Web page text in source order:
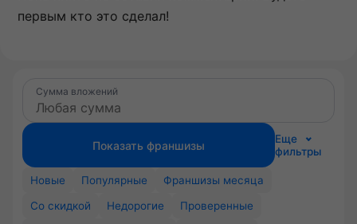
первым кто это сделал!
Сумма вложений
Показать франшизы
Еще
фильтры
Новые Популярные
Франшизы месяца
Со скидкой
Недорогие
Проверенные